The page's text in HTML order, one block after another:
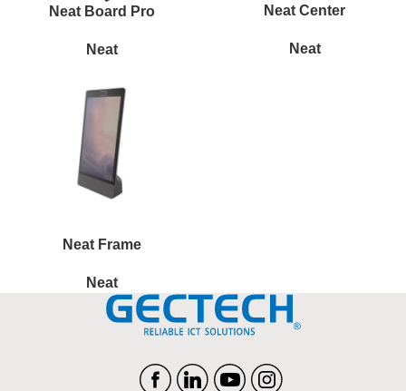
Neat Board Pro
Neat
Neat Center
Neat
Neat Frame
Neat